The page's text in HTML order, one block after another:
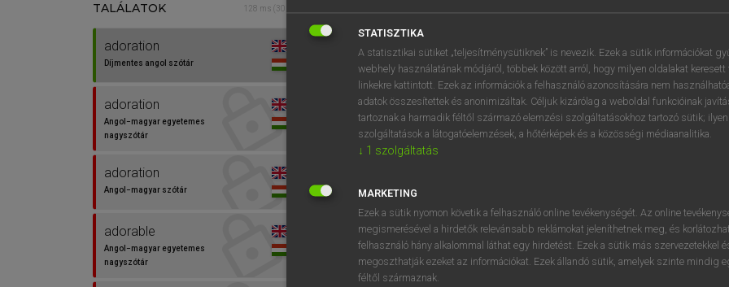
TALÁLATOK 128 ms (30 db)
adoration
Díjmentes angol szótár
adoration
Angol−magyar egyetemes
nagyszótár
adoration
Angol−magyar szótár
adorable
Angol−magyar egyetemes
nagyszótár
Díjmentes angol szótár
adoration fn imádás
rajongás
bálványozás
⚲ adorationkeresése szótárainkban
STATISZTIKA
A statisztikai sütiket „teljesítménysütiknek” is nevezik. Ezek a sütik információkat
webhely használatának módjáról, többek között arról, hogy milyen oldalakat keresett
linkekre kattintott. Ezek az információk a felhasználó azonosítására nem
adatok összesítettek és anonimizáltak. Céljuk kizárólag a weboldal funkcióinak
tartoznak a harmadik féltől származó elemzési szolgáltatásokhoz tartozó sütik;
szolgáltatások a látogatóelemzések, a hőtérképek és a közösségi médiaanalitika.
↓ 1 szolgáltatás
MARKETING
Ezek a sütik nyomon követik a felhasználó online tevékenységét. Az online
megismerésével a hirdetők relevánsabb reklámokat jeleníthetnek meg, és
felhasználó hány alkalommal láthat egy hirdetést. Ezek a sütik más szervezetekkel
megoszthatják ezeket az információkat. Ezek állandó sütik, amelyek szinte mindig
féltől származnak.
0 1 2 3 4 5 6 7 8 9
q w e r t z u i
a s d f g h j k l é
í y x c v b n m , .